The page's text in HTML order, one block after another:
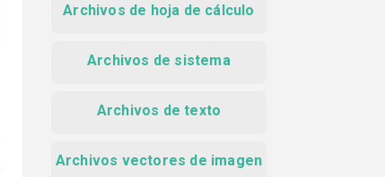
Archivos de hoja de cálculo
Archivos de sistema
Archivos de texto
Archivos vectores de imagen